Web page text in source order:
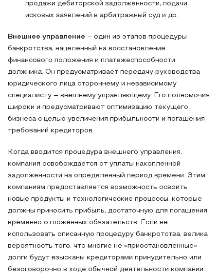
продажи дебиторской задолженности, подачи
исковых заявлений в арбитражный суд и др.
Внешнее управление – один из этапов процедуры
банкротства, нацеленный на восстановление
финансового положения и платежеспособности
должника. Он предусматривает передачу руководства
юридического лица стороннему и независимому
специалисту – внешнему управляющему. Его полномочия
широки и предусматривают оптимизацию текущего
бизнеса с целью увеличения прибыльности и погашения
требований кредиторов.
Когда вводится процедура внешнего управления,
компания освобождается от уплаты накопленной
задолженности на определенный период времени. Этим
компаниям предоставляется возможность освоить
новые продукты и технологические процессы, которые
должны приносить прибыль, достаточную для погашения
временно отложенных обязательств. Если не
использовать описанную процедуру банкротства, велика
вероятность того, что многие не «приостановленные»
долги будут взысканы кредиторами принудительно или
безоговорочно в ходе обычной деятельности компании: